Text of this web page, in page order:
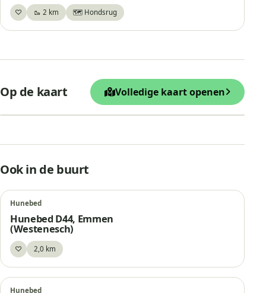
♡Bewaar🥾 2 km 🗺️ Hondsrug
Op de kaart Volledige kaart openen
D48, De steen van Noordbarge
−
Ook in de buurt
Hunebed
Hunebed D44, Emmen
(Westenesch)
♡Bewaar2,0 km
Hunebed